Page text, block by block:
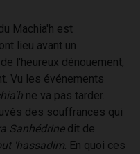
Machia'h est
lieu avant un
l'heureux dénouement,
Vu les événements
ne va pas tarder.
des souffrances qui
Sanhédrinedit de
'hassadim . En quoi ces